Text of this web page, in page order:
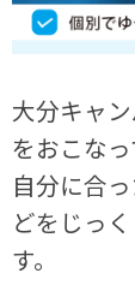
大分キャ
をおこなっ
自分に合
どをじっ
す。